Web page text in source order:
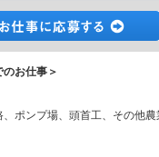
お仕事＞
ポンプ場、頭首工、その他